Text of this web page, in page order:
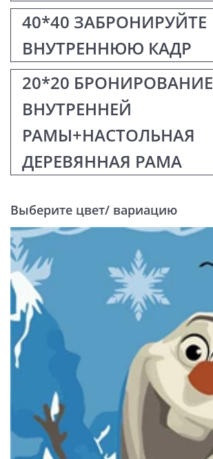
40*40 ЗАБРОНИРУЙТЕ
ВНУТРЕННЮЮ КАДР
20*20 БРОНИРОВАНИЕ
ВНУТРЕННЕЙ
РАМЫ+НАСТОЛЬНАЯ
ДЕРЕВЯННАЯ РАМА
Выберите цвет/ вариацию